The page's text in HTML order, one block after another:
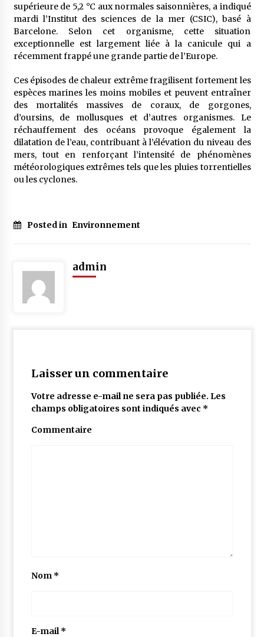
supérieure de 5,2 °C aux normales saisonnières, a indiqué
mardi l’Institut des sciences de la mer (CSIC), basé à
Barcelone. Selon cet organisme, cette situation
exceptionnelle est largement liée à la canicule qui a
récemment frappé une grande partie de l’Europe.
Ces épisodes de chaleur extrême fragilisent fortement les
espèces marines les moins mobiles et peuvent entraîner
des mortalités massives de coraux, de gorgones,
d’oursins, de mollusques et d’autres organismes. Le
réchauffement des océans provoque également la
dilatation de l’eau, contribuant à l’élévation du niveau des
mers, tout en renforçant l’intensité de phénomènes
météorologiques extrêmes tels que les pluies torrentielles
ou les cyclones.
Posted in Environnement
admin
Laisser un commentaire
Votre adresse e-mail ne sera pas publiée. Les
champs obligatoires sont indiqués avec *
Commentaire
Nom *
E-mail*